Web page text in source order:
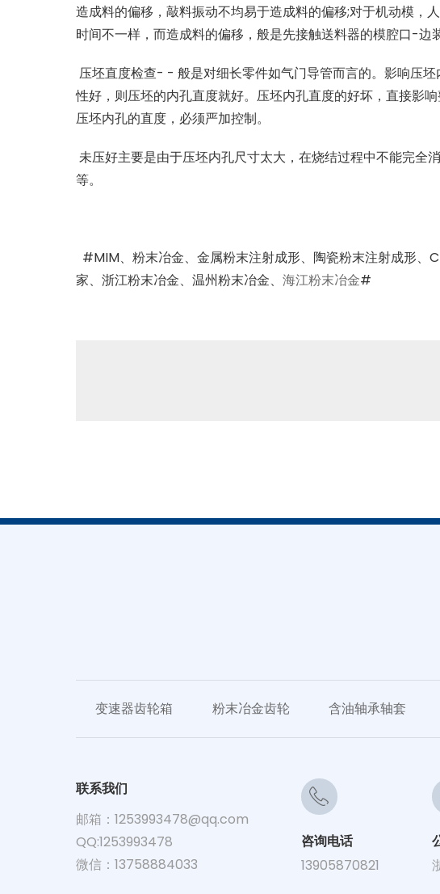
造成料的偏移，敲料振动不均易于造成料的偏移;对于机动模，
时间不一样，而造成料的偏移，般是先接触送料器的模腔口-边
压坯直度检查- -般是对细长零件如气门导管而言的。影响压
性好，则压坯的内孔直度就好。压坯内孔直度的好坏，直接影
压坯内孔的直度，必须严加控制。
未压好主要是由于压坯内孔尺寸太大，在烧结过程中不能完全
等。
#MIM、粉末冶金、金属粉末注射成形、陶瓷粉末注射成形、
家、浙江粉末冶金、温州粉末冶金、海江粉末冶金#
变速器齿轮箱 粉末冶金齿轮 含油轴承轴套
联系我们
邮箱：1253993478@qq.com
QQ:1253993478
微信：13758884033
咨询电话
13905870821